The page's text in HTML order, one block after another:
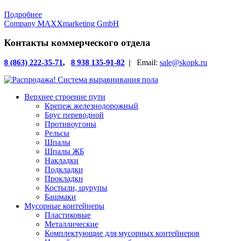
Подробнее
Company MAXXmarketing GmbH
Контакты коммерческого отдела
8 (863) 222-35-71, 8 938 135-91-82 | Email: sale@skopk.ru
Верхнее строение пути
Крепеж железнодорожный
Брус переводной
Противоугоны
Рельсы
Шпалы
Шпалы ЖБ
Накладки
Подкладки
Прокладки
Костыли, шурупы
Башмаки
Мусорные контейнеры
Пластиковые
Металлические
Комплектующие для мусорных контейнеров